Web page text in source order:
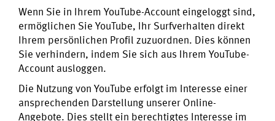
Wenn Sie in Ihrem YouTube-Account eingeloggt sind,
ermöglichen Sie YouTube, Ihr Surfverhalten direkt
Ihrem persönlichen Profil zuzuordnen. Dies können
Sie verhindern, indem Sie sich aus Ihrem YouTube-
Account ausloggen.
Die Nutzung von YouTube erfolgt im Interesse einer
ansprechenden Darstellung unserer Online-
Angebote. Dies stellt ein berechtigtes Interesse im